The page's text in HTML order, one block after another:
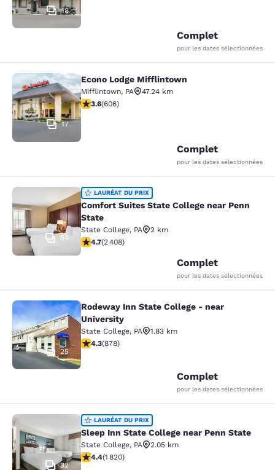
18
Complet
pour les dates sélectionnées
Econo Lodge Mifflintown
17
Econo Lodge Mifflintown
Mifflintown, PA
47.24 km
3.63 étoiles. Bien. 606 commentaires
3.6(606)
Complet
pour les dates sélectionnées
Comfort Suites State College near
54
LAURÉAT DU PRIX
Comfort Suites State College near Penn
State
State College, PA
2 km
4.67 étoiles. Exceptionnel. 2408 commentaires
4.7(2 408)
Complet
pour les dates sélectionnées
Rodeway Inn State College - near
25
Rodeway Inn State College - near
University
State College, PA
1.83 km
4.3 étoiles. Excellent. 878 commentaires
4.3(878)
Complet
pour les dates sélectionnées
Sleep Inn State College near Penn
32
LAURÉAT DU PRIX
Sleep Inn State College near Penn State
State College, PA
2.05 km
4.39 étoiles. Excellent. 1820 commentaires
4.4(1 820)